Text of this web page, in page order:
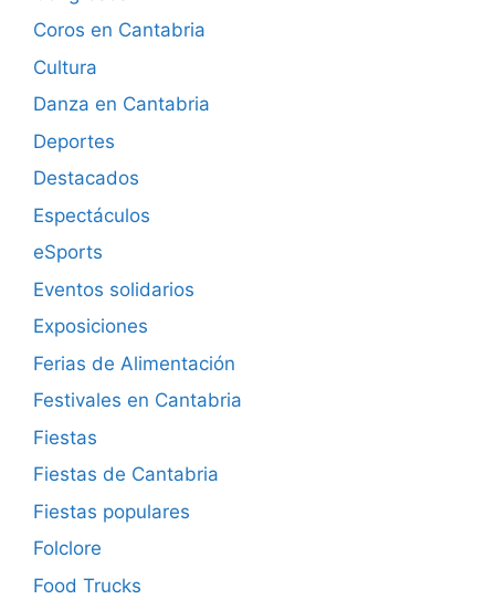
Coros en Cantabria
Cultura
Danza en Cantabria
Deportes
Destacados
Espectáculos
eSports
Eventos solidarios
Exposiciones
Ferias de Alimentación
Festivales en Cantabria
Fiestas
Fiestas de Cantabria
Fiestas populares
Folclore
Food Trucks